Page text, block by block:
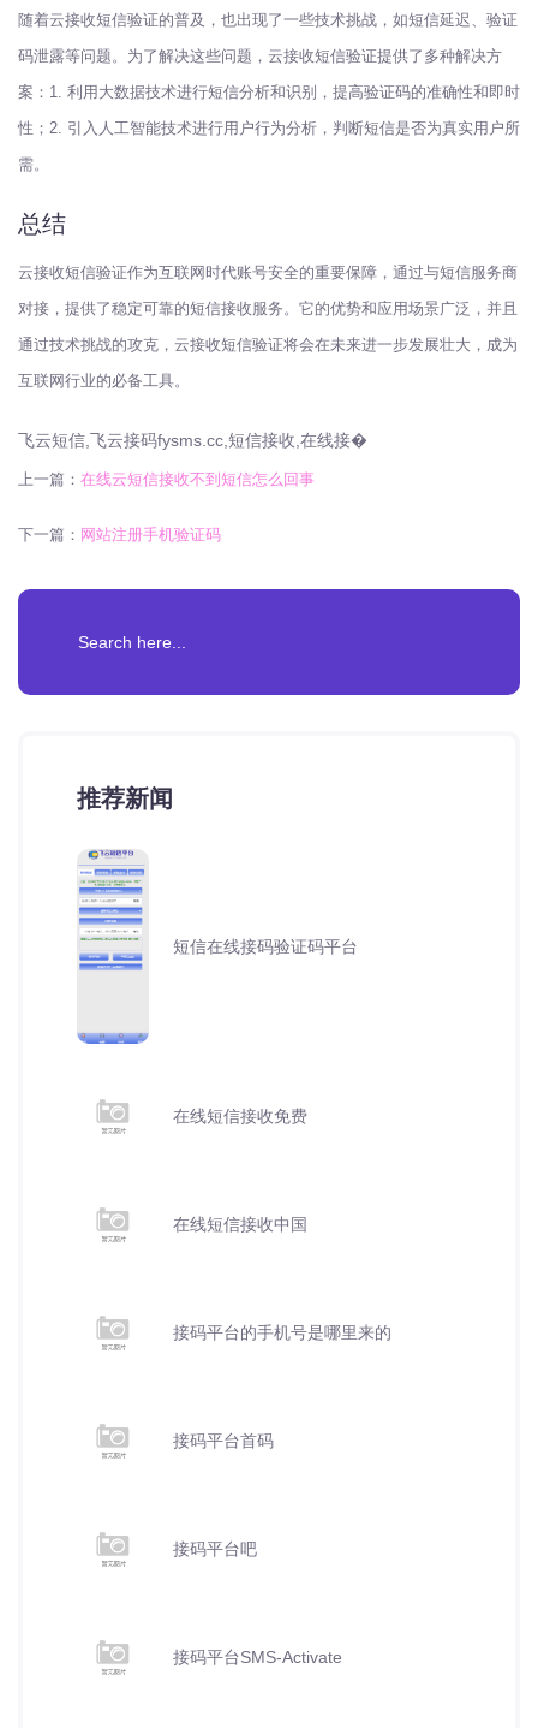
随着云接收短信验证的普及，也出现了一些技术挑战，如短信延迟、验证
码泄露等问题。为了解决这些问题，云接收短信验证提供了多种解决方
案：1. 利用大数据技术进行短信分析和识别，提高验证码的准确性和即时
性；2. 引入人工智能技术进行用户行为分析，判断短信是否为真实用户所
需。
总结
云接收短信验证作为互联网时代账号安全的重要保障，通过与短信服务商
对接，提供了稳定可靠的短信接收服务。它的优势和应用场景广泛，并且
通过技术挑战的攻克，云接收短信验证将会在未来进一步发展壮大，成为
互联网行业的必备工具。
飞云短信,飞云接码fysms.cc,短信接收,在线接�
上一篇： 在线云短信接收不到短信怎么回事
下一篇： 网站注册手机验证码
推荐新闻
短信在线接码验证码平台
在线短信接收免费
在线短信接收中国
接码平台的手机号是哪里来的
接码平台首码
接码平台吧
接码平台SMS-Activate